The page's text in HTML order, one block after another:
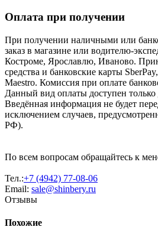
Оплата при получении
При получении наличными или
заказ в магазине или водителю-
Костроме, Ярославлю, Иваново.
средства и банковские карты
Maestro. Комиссия при оплате
Данный вид оплаты доступен
Введённая информация не будет
исключением случаев,
РФ).
По всем вопросам обращайтесь к
Тел.:+7 (4942) 77-08-06
Email: sale@shinbery.ru
Отзывы
Похожие